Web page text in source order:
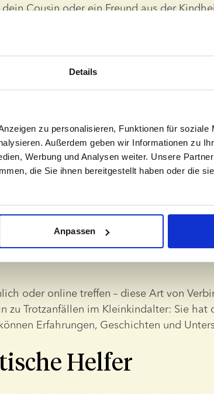
Details
zu personalisieren, Funktionen für soziale
Außerdem geben wir Informationen zu
Werbung und Analysen weiter. Unsere
die Sie ihnen bereitgestellt haben oder die
Anpassen
Cousin oder ein Freund aus der
Manchmal taucht so eine Person erst
hast. Scheue dich nicht, dich auf neue
nahestehenden Menschen zu sagen,
Mutter, die es versteht.
oder eine lokale Gruppe
Stigma, die Fragen von Fremden und den
Du musst ihr nichts erklären, weil sie
oder online treffen – diese Art von
zu Trotzanfällen im Kleinkindalter: Sie hat
Erfahrungen, Geschichten und
Helfer